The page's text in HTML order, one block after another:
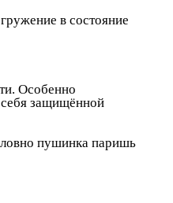
в состояние
Особенно
защищённой
пушинка паришь